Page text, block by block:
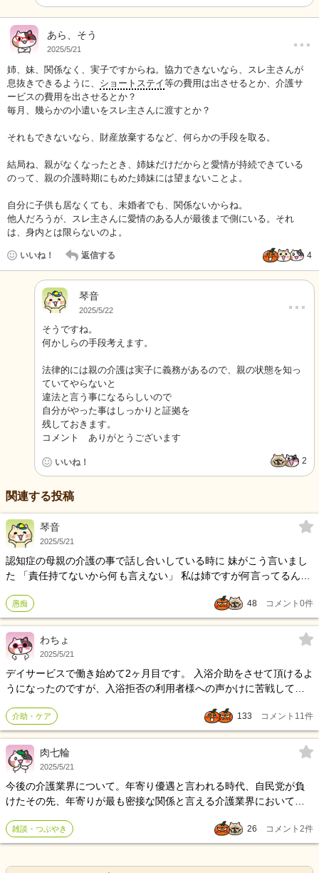
あら、そう
2025/5/21 …
姉、妹、関係なく、実子ですからね。協力できないなら、スレ主さんが
息抜きできるように、 ショートステイ等の費用は出させるとか、介護サ
ービスの費用を出させるとか？
毎月、幾らかの小遣いをスレ主さんに渡すとか？
それもできないなら、財産放棄するなど、何らかの手段を取る。
結局ね、親がなくなったとき、姉妹だけだからと愛情が持続できている
のって、親の介護時期にもめた姉妹には望まないことよ。
自分に子供も居なくても、未婚者でも、関係ないからね。
他人だろうが、スレ主さんに愛情のある人が最後まで側にいる。それ
は、身内とは限らないのよ。
いいね！ 返信する 4
琴音
2025/5/22 …
そうですね。
何かしらの手段考えます。
法律的には親の介護は実子に義務があるので、親の状態を知っ
ていてやらないと
違法と言う事になるらしいので
自分がやった事はしっかりと証拠を
残しておきます。
コメント ありがとうございます
いいね！ 2
関連する投稿
琴音
2025/5/21
認知症の母親の介護の事で話し合いしている時に 妹がこう言いまし
た 「責任持てないから何も言えない」 私は姉ですが何言ってるんだ
かなぁとも思ったり、上手く利用しながらやって行くのがいいのか
なぁとも思ったり それはそれで神経使うし もう最悪です。 私にとっ
て、母親は許せない存在の人なので 介護したくない、だけど法律で
親の介護は子供の義務 なんだそうで逃げられない。 ここで愚痴るし
愚痴 48 コメント 0件
わちょ
2025/5/21
デイサービスで働き始めて2ヶ月目です。 入浴介助をさせて頂けるよ
うになったのですが、入浴拒否の利用者様への声かけに苦戦してお
とが嫌という感じです。 お身体のことも考えますと、拒否される気
持ちも分かるのですが… 言葉選びが難しく、今のところはカバンの
チェックや、特に目的も言わずに一緒に着いてきてで着いてきてく
ださることもあるようです。 しかし、お風呂場と分かると大変お怒
なり私自身衝撃を受けてしまって、声掛けすることに恐怖を感じて
しまっております… まだこの業界に入って2ヶ月も経っていないの
に、根を上げてしまってる自分を情けなく思いつつも、これからも
この世界で頑張っていきたいと思っております。 先輩の皆様方か
ろしくお願い致します。
介助・ケア 133 コメント 11件
肉七輪
2025/5/21
今後の介護業界について。年寄り優遇と言われる時代、自民党が負
けたその先、年寄りが最も密接な関係と言える介護業界においてど
雑談・つぶやき 26 コメント 2件